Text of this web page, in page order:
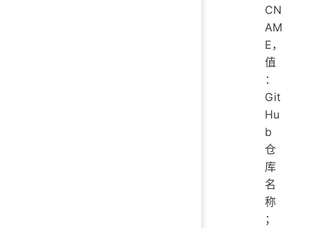
CN
AM
E，
值
：
Git
Hu
b
仓
库
名
称
；